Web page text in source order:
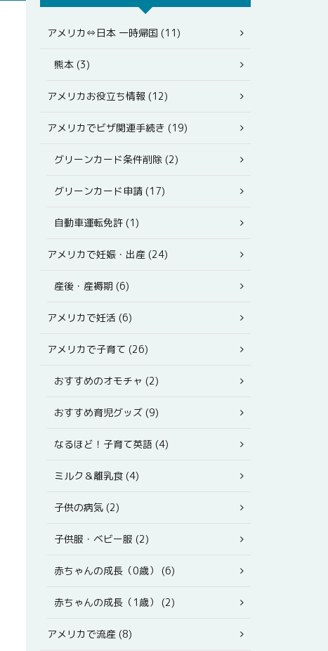
アメリカ⇔日本 一時帰国 (11)
熊本 (3)
アメリカお役立ち情報 (12)
アメリカでビザ関連手続き (19)
グリーンカード条件削除 (2)
グリーンカード申請 (17)
自動車運転免許 (1)
アメリカで妊娠・出産 (24)
産後・産褥期 (6)
アメリカで妊活 (6)
アメリカで子育て (26)
おすすめのオモチャ (2)
おすすめ育児グッズ (9)
なるほど！子育て英語 (4)
ミルク＆離乳食 (4)
子供の病気 (2)
子供服・ベビー服 (2)
赤ちゃんの成長（0歳） (6)
赤ちゃんの成長（1歳） (2)
アメリカで流産 (8)